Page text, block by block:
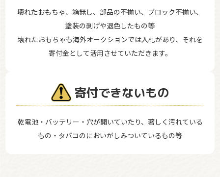
壊れたおもちゃ、箱無し、部品の不揃い、ブロック不揃い、
塗装の剥げや退色したもの等
壊れたおもちゃも海外オークションでは入札があり、それを
寄付金として活用させていただきます。
寄付できないもの
乾電池・バッテリー・穴が開いていたり、著しく汚れている
もの・タバコのにおいがしみついているもの等